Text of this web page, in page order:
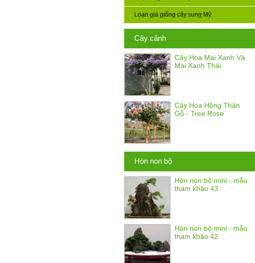
Loạn giá giống cây sung Mỹ
Cây cảnh
Cây Hoa Mai Xanh Và
Mai Xanh Thái
Cây Hoa Hồng Thân
Gỗ - Tree Rose
Hòn non bộ
Hòn non bộ mini - mẫu
tham khảo 43
Hòn non bộ mini - mẫu
tham khảo 42